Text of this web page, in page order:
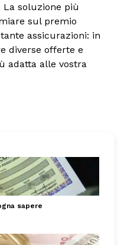
soluzione più
sul premio
assicurazioni: in
diverse offerte e
adatta alle vostra
sapere